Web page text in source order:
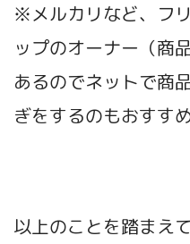
※メルカリなど、フ
ップのオーナー（商
あるのでネットで商
ぎをするのもおすす
以上のことを踏まえ